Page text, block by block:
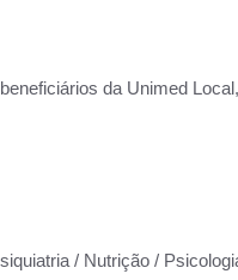
da Unimed
/ Nutrição /